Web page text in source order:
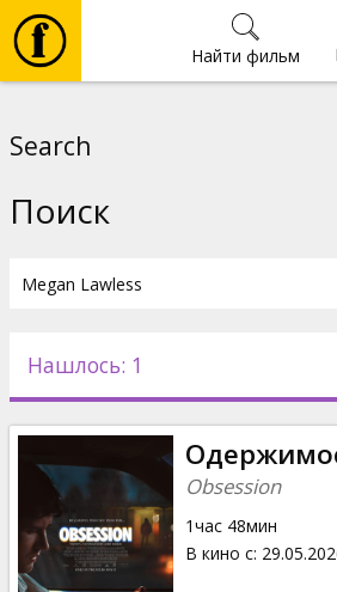
Найти фильм
Новости
Подарки
Кинозакуски
Search
Поиск
Нашлось: 1
Obsession
1час 48мин
В кино с: